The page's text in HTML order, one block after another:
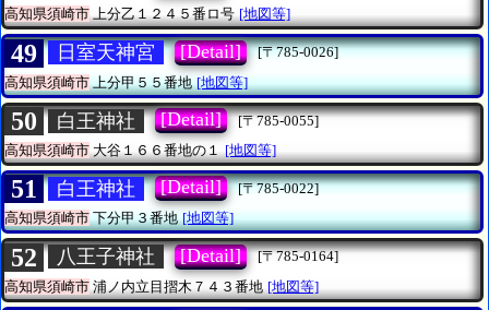
高知県須崎市上分乙１２４５番ロ号 [地図等]
49 日室天神宮 [Detail]
[〒785-0026]
高知県須崎市上分甲５５番地 [地図等]
50 白王神社 [Detail]
[〒785-0055]
高知県須崎市大谷１６６番地の１ [地図等]
51 白王神社 [Detail]
[〒785-0022]
高知県須崎市下分甲３番地 [地図等]
52 八王子神社 [Detail]
[〒785-0164]
高知県須崎市 浦ノ内立目摺木７４３番地 [地図等]